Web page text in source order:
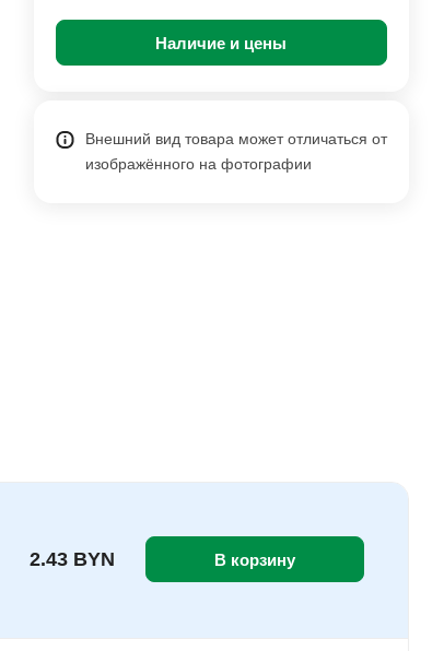
Наличие и цены
Внешний вид товара может отличаться от
изображённого на фотографии
2.43 BYN В корзину